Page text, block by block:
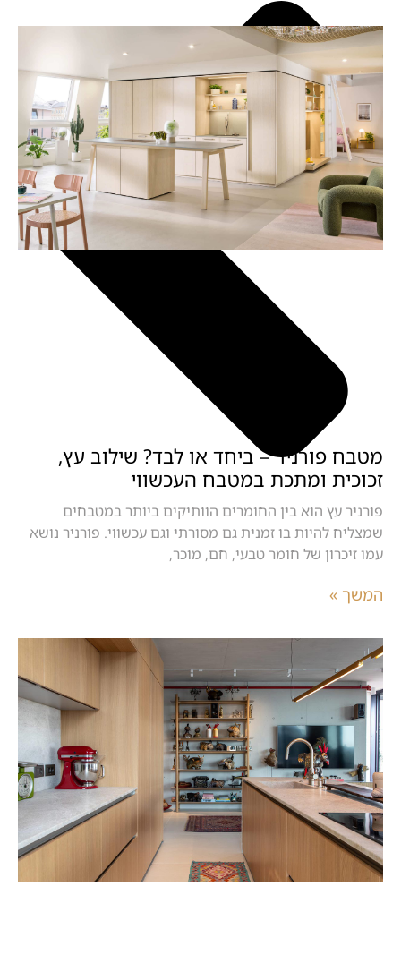
מטבח פורניר – ביחד או לבד? שילוב עץ,
זכוכית ומתכת במטבח העכשווי
פורניר עץ הוא בין החומרים הוותיקים ביותר במטבחים
שמצליח להיות בו זמנית גם מסורתי וגם עכשווי. פורניר נושא
עמו זיכרון של חומר טבעי, חם, מוכר,
המשך »